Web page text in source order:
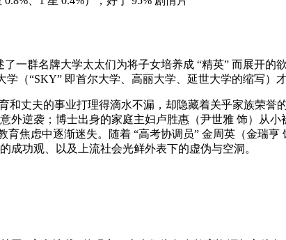
一群名牌大学太太们为将子女培养成 “精英” 而展开
（“SKY” 即首尔大学、高丽大学、延世大学的缩写）
和丈夫的事业打理得滴水不漏，却隐藏着关乎家族荣
外逆袭；博士出身的家庭主妇卢胜惠（尹世雅 饰）从
焦虑中逐渐迷失。随着 “高考协调员” 金周英（金瑞
功观、以及上流社会光鲜外表下的虚伪与空洞。